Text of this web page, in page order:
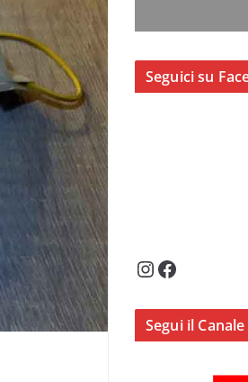
Seguici su
InstagramFacebook
Segui il